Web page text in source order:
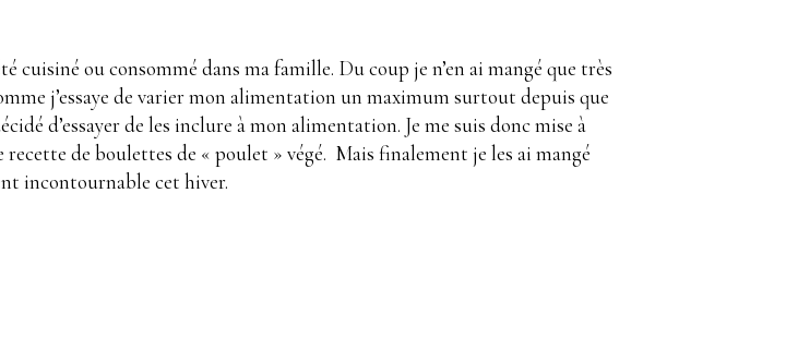
ou consommé dans ma famille. Du coup je n’en ai mangé que très
j’essaye de varier mon alimentation un maximum surtout depuis que
d’essayer de les inclure à mon alimentation. Je me suis donc mise à
de boulettes de « poulet » végé. Mais finalement je les ai mangé
incontournable cet hiver.